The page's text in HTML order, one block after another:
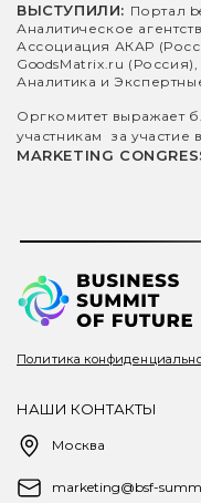
ВЫСТУПИЛИ: Портал
Аналитическое
Ассоциация АКАР
GoodsMatrix.ru
Аналитика и
Оргкомитет выражает
участникам за участие
MARKETING
Политика
НАШИ КОНТАКТЫ
Москва
marketing@bsf-